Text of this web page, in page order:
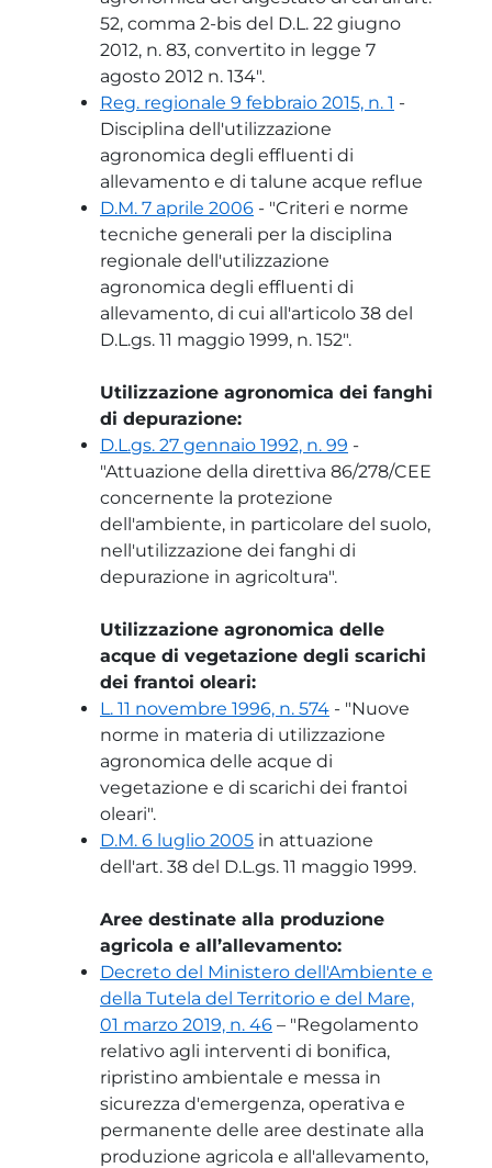
52, comma 2-bis del D.L. 22 giugno
2012, n. 83, convertito in legge 7
agosto 2012 n. 134".
Reg. regionale 9 febbraio 2015, n. 1 -
Disciplina dell'utilizzazione
agronomica degli effluenti di
allevamento e di talune acque reflue
D.M. 7 aprile 2006 - "Criteri e norme
tecniche generali per la disciplina
regionale dell'utilizzazione
agronomica degli effluenti di
allevamento, di cui all'articolo 38 del
D.L.gs. 11 maggio 1999, n. 152".
Utilizzazione agronomica dei fanghi
di depurazione:
D.L.gs. 27 gennaio 1992, n. 99 -
"Attuazione della direttiva 86/278/CEE
concernente la protezione
dell'ambiente, in particolare del suolo,
nell'utilizzazione dei fanghi di
depurazione in agricoltura".
Utilizzazione agronomica delle
acque di vegetazione degli scarichi
dei frantoi oleari:
L. 11 novembre 1996, n. 574 - "Nuove
norme in materia di utilizzazione
agronomica delle acque di
vegetazione e di scarichi dei frantoi
oleari".
D.M. 6 luglio 2005 in attuazione
dell'art. 38 del D.L.gs. 11 maggio 1999.
Aree destinate alla produzione
agricola e all’allevamento:
Decreto del Ministero dell'Ambiente e
della Tutela del Territorio e del Mare,
01 marzo 2019, n. 46 – "Regolamento
relativo agli interventi di bonifica,
ripristino ambientale e messa in
sicurezza d'emergenza, operativa e
permanente delle aree destinate alla
produzione agricola e all'allevamento,